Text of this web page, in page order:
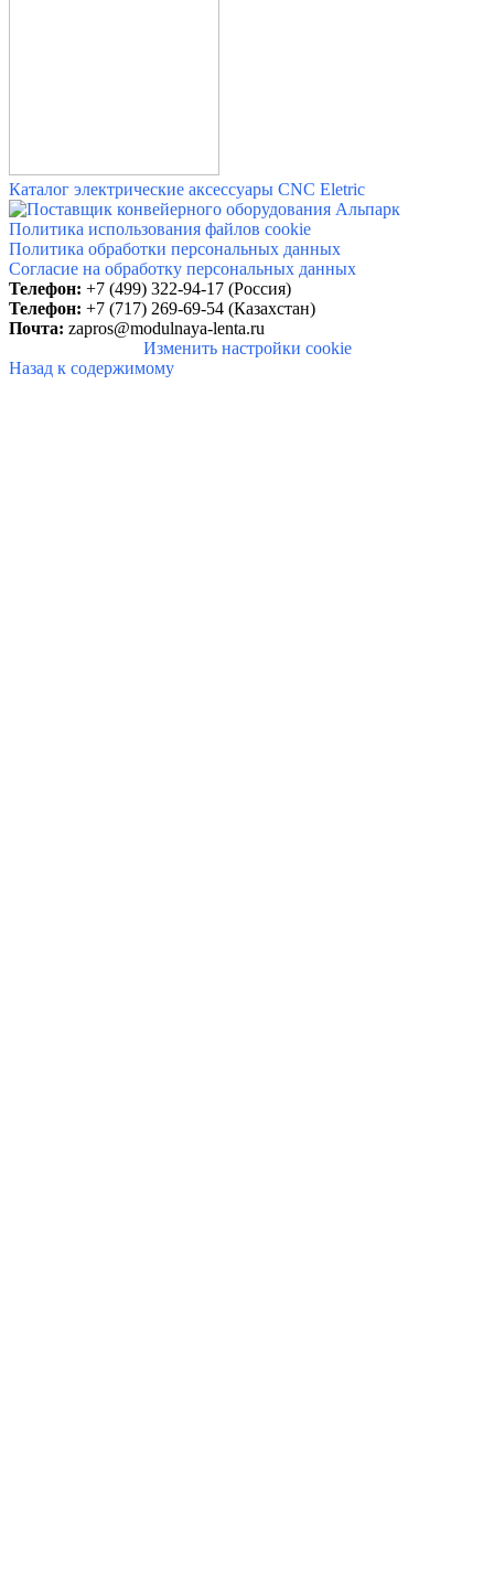
Каталог электрические аксессуары CNC Eletric
Политика использования файлов cookie
Политика обработки персональных данных
Согласие на обработку персональных данных
Телефон: +7 (499) 322-94-17 (Россия)
Телефон: +7 (717) 269-69-54 (Казахстан)
Почта: zapros@modulnaya-lenta.ru
Изменить настройки cookie
Назад к содержимому